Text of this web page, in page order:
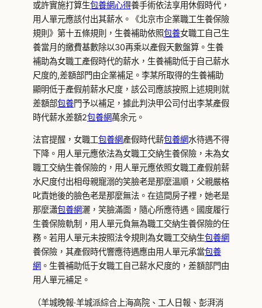
或許實施打算生包養網心得養手術依法享用休假時代，
用人單元應該付出其薪水。《北京市企業職工生養保險
規則》第十五條規則，生養補助依照包養女職工自己生
養當月的繳費基數除以30再乘以產假天數盤算。生養
補助為女職工產假時代的薪水，生養補助低于自己薪水
尺度的,差額部門由企業補足。李某所取得的生養補助
顯明低于產假前薪水尺度，該公司應該按照上述規則就
差額部包養門予以補足，據此判決甲公司付出李某產假
時代薪水差額2包養網萬余元。
法官提醒，女職工包養網產假時代薪包養網水待遇不得
下降。用人單元應依法為女職工交納生養保險，未為女
職工交納生養保險的，用人單元應依照女職工產假前薪
水尺度付出相母親寵溺的笑臉老是那麼溫順，父親嚴格
叱責她後的臉色老是那麼無法。在這間房子裡，她老是
那麼瀟包養網灑，笑臉滿面，隨心所應待遇。國度履行
生養保險軌制，用人單元負無為職工交納生養保險的任
務。若用人單元未按照法令規則為女職工交納生包養網
養保險，其產假時代響應待遇應由用人單元承當包養
網 。生養補助低于女職工自己薪水尺度的，差額部門由
用人單元補足。
（羊城晚報·羊城派綜合上海高院、工人日報、彭湃消